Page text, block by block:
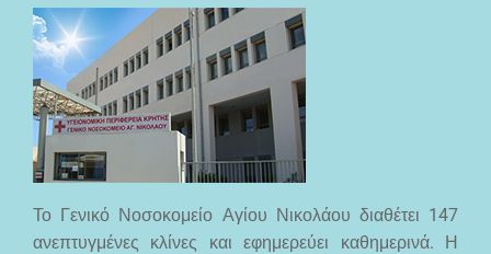
Το Γενικό Νοσοκομείο Αγίου Νικολάου διαθέτει 147
ανεπτυγμένες κλίνες και εφημερεύει καθημερινά. Η